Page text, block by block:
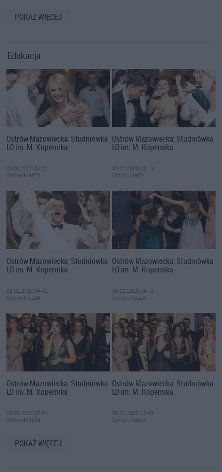
POKAŻ WIĘCEJ
Edukacja
Ostrów Mazowiecka: Studniówka
LO im. M. Kopernika
09.02.2020 04:22
OstrowMaz24
Ostrów Mazowiecka: Studniówka
LO im. M. Kopernika
09.02.2020 04:14
OstrowMaz24
Ostrów Mazowiecka: Studniówka
LO im. M. Kopernika
09.02.2020 04:12
OstrowMaz24
Ostrów Mazowiecka: Studniówka
LO im. M. Kopernika
09.02.2020 04:12
OstrowMaz24
Ostrów Mazowiecka: Studniówka
LO im. M. Kopernika
09.02.2020 03:54
OstrowMaz24
Ostrów Mazowiecka: Studniówka
LO im. M. Kopernika
09.02.2020 03:43
OstrowMaz24
POKAŻ WIĘCEJ